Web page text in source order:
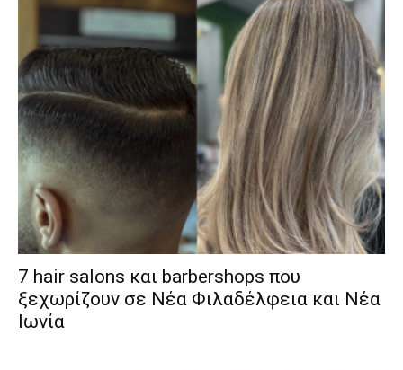
7 hair salons και barbershops που
ξεχωρίζουν σε Νέα Φιλαδέλφεια και Νέα
Ιωνία